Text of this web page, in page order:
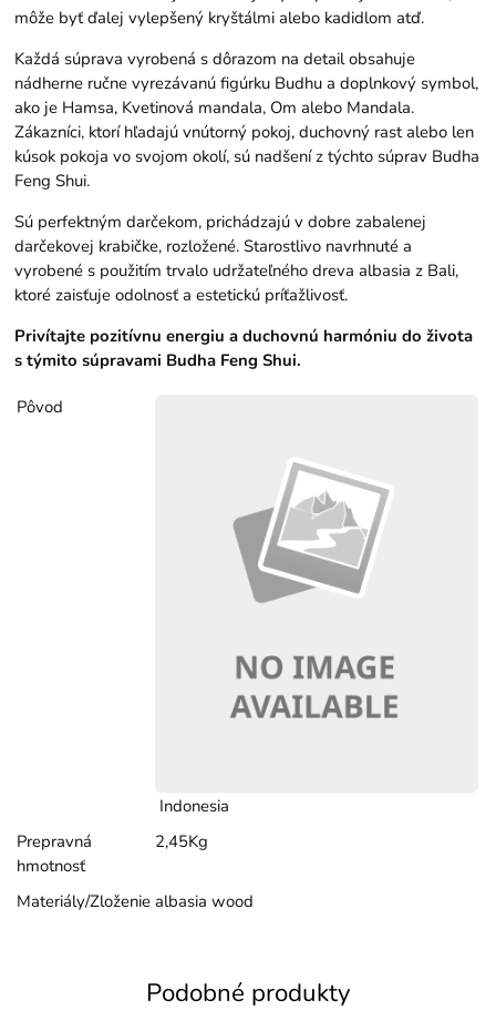
môže byť ďalej vylepšený kryštálmi alebo kadidlom atď.
Každá súprava vyrobená s dôrazom na detail obsahuje
nádherne ručne vyrezávanú figúrku Budhu a doplnkový symbol,
ako je Hamsa, Kvetinová mandala, Om alebo Mandala.
Zákazníci, ktorí hľadajú vnútorný pokoj, duchovný rast alebo len
kúsok pokoja vo svojom okolí, sú nadšení z týchto súprav Budha
Feng Shui.
Sú perfektným darčekom, prichádzajú v dobre zabalenej
darčekovej krabičke, rozložené. Starostlivo navrhnuté a
vyrobené s použitím trvalo udržateľného dreva albasia z Bali,
ktoré zaisťuje odolnosť a estetickú príťažlivosť.
Privítajte pozitívnu energiu a duchovnú harmóniu do života
s týmito súpravami Budha Feng Shui.
Pôvod
Indonesia
Prepravná
hmotnosť
2,45Kg
Materiály/Zloženie albasia wood
Podobné produkty